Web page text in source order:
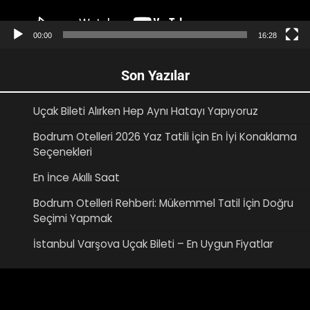
00:00 16:28
Son Yazılar
Uçak Bileti Alırken Hep Aynı Hatayı Yapıyoruz
Bodrum Otelleri 2026 Yaz Tatili İçin En İyi Konaklama
Seçenekleri
En İnce Akıllı Saat
Bodrum Otelleri Rehberi: Mükemmel Tatil İçin Doğru
Seçimi Yapmak
İstanbul Varşova Uçak Bileti – En Uygun Fiyatlar